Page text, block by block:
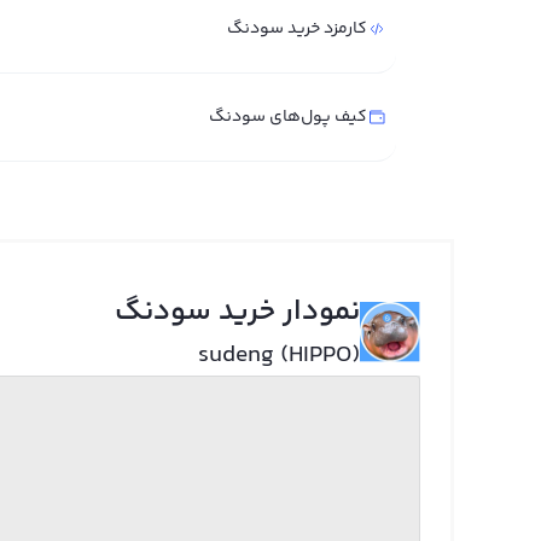
کارمزد خرید سودنگ
کیف پول‌های سودنگ
نمودار خرید سودنگ
sudeng (HIPPO)